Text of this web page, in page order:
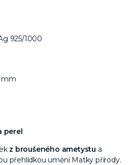
925/1000
mm
perel
z broušeného ametystu a
přehlídkou umění Matky přírody.